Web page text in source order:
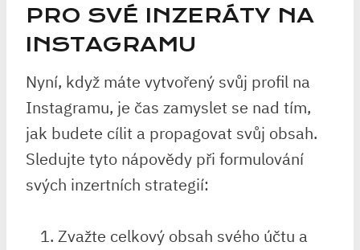
PRO SVÉ INZERÁTY NA
INSTAGRAMU
Nyní, když máte vytvořený svůj profil na
Instagramu, je čas zamyslet se nad tím,
jak budete cílit a propagovat svůj obsah.
Sledujte tyto nápovědy při formulování
svých inzertních strategií:
Zvažte celkový obsah svého účtu a